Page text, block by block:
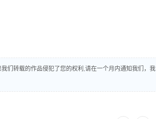
们转载的作品侵犯了您的权利,请在一个月内通知我们，我